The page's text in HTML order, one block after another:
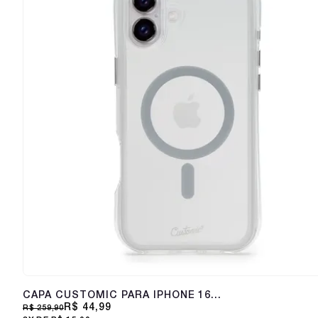
CAPA CUSTOMIC PARA IPHONE 16
PLUS IMPACTOR AIR MAGSAFE
R$ 259,90R$ 44,99